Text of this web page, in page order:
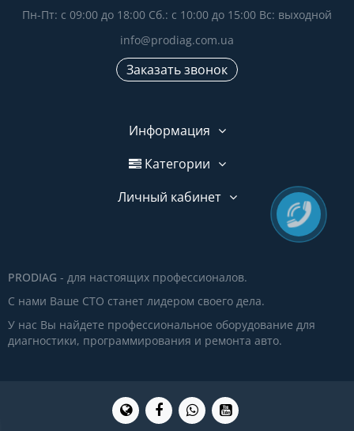
Пн-Пт: с 09:00 до 18:00 Сб.: с 10:00 до 15:00 Вс: выходной
info@prodiag.com.ua
Заказать звонок
Информация
Категории
Личный кабинет
PRODIAG - для настоящих профессионалов.
С нами Ваше СТО станет лидером своего дела.
У нас Вы найдете профессиональное оборудование для
диагностики, программирования и ремонта авто.